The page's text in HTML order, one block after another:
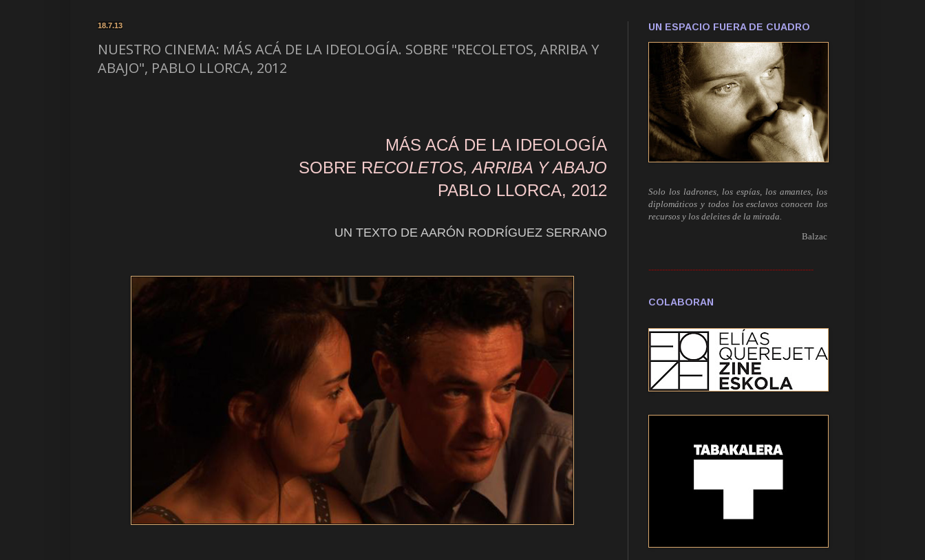
18.7.13
NUESTRO CINEMA: MÁS ACÁ DE LA IDEOLOGÍA. SOBRE "RECOLETOS, ARRIBA Y
ABAJO", PABLO LLORCA, 2012
MÁS ACÁ DE LA IDEOLOGÍA
SOBRE RECOLETOS, ARRIBA Y ABAJO
PABLO LLORCA, 2012
UN TEXTO DE AARÓN RODRÍGUEZ SERRANO
UN ESPACIO FUERA DE CUADRO
Solo los ladrones, los espías, los amantes, los
diplomáticos y todos los esclavos conocen los
recursos y los deleites de la mirada.
Balzac
------------------------------------------------------------
COLABORAN